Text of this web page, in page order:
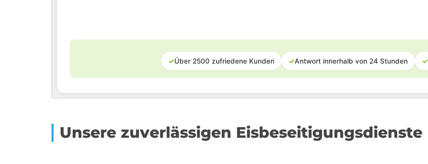
✓Über 2500 zufriedene Kunden ✓Antwort innerhalb von 24 Stunden ✓
Unsere zuverlässigen Eisbeseitigungsdienste